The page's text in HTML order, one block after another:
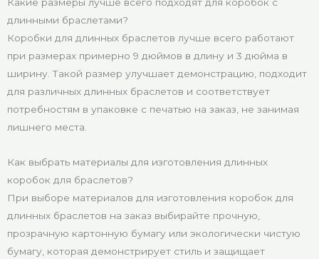
длинными браслетами?
Коробки для длинных браслетов лучше всего работают
при размерах примерно 9 дюймов в длину и 3 дюйма в
ширину. Такой размер улучшает демонстрацию, подходит
для различных длинных браслетов и соответствует
потребностям в упаковке с печатью на заказ, не занимая
лишнего места.
Как выбрать материалы для изготовления длинных
коробок для браслетов?
При выборе материалов для изготовления коробок для
длинных браслетов на заказ выбирайте прочную,
прозрачную картонную бумагу или экологически чистую
бумагу, которая демонстрирует стиль и защищает